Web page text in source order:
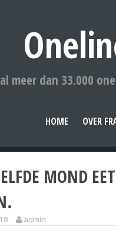
meer dan 33.000
HOME OVER
MOND
admin